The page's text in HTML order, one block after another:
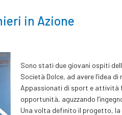
in Azione
Sono stati due giovani ospiti
Società Dolce, ad avere l’idea
Appassionati di sport e attività
opportunità, aguzzando
Una volta definito il progetto, la